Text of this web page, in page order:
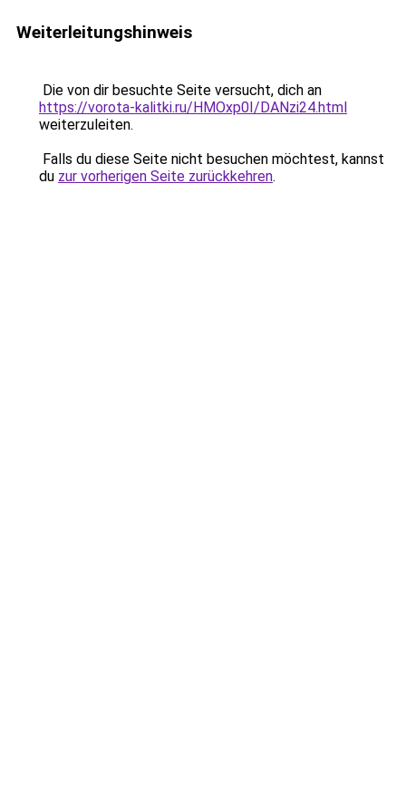
Weiterleitungshinweis
Die von dir besuchte Seite versucht, dich an
https://vorota-kalitki.ru/HMOxp0I/DANzi24.html
weiterzuleiten.
Falls du diese Seite nicht besuchen möchtest, kannst
du zur vorherigen Seite zurückkehren.